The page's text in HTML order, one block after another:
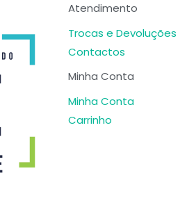
Atendimento
Trocas e Devoluções
Contactos
Minha Conta
Minha Conta
Carrinho